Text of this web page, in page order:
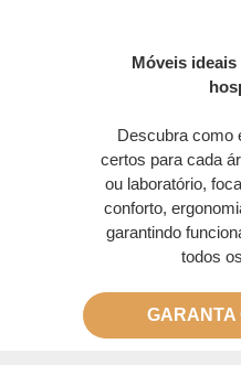
Móveis
Descubra como
certos para cada
ou laboratório,
conforto,
garantindo
todos
GARANTA